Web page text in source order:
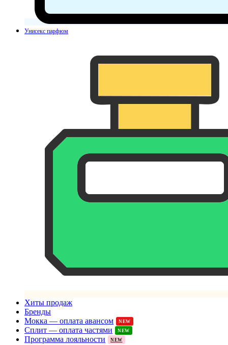
Унисекс парфюм
Хиты продаж
Бренды
Мокка — оплата авансом
NEW
Сплит — оплата частями NEW
Программа лояльности NEW